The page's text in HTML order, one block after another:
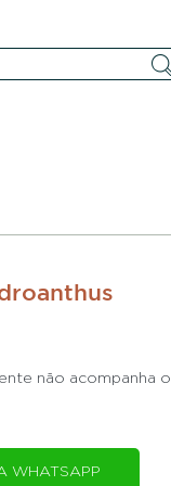
não acompanha o
WHATSAPP